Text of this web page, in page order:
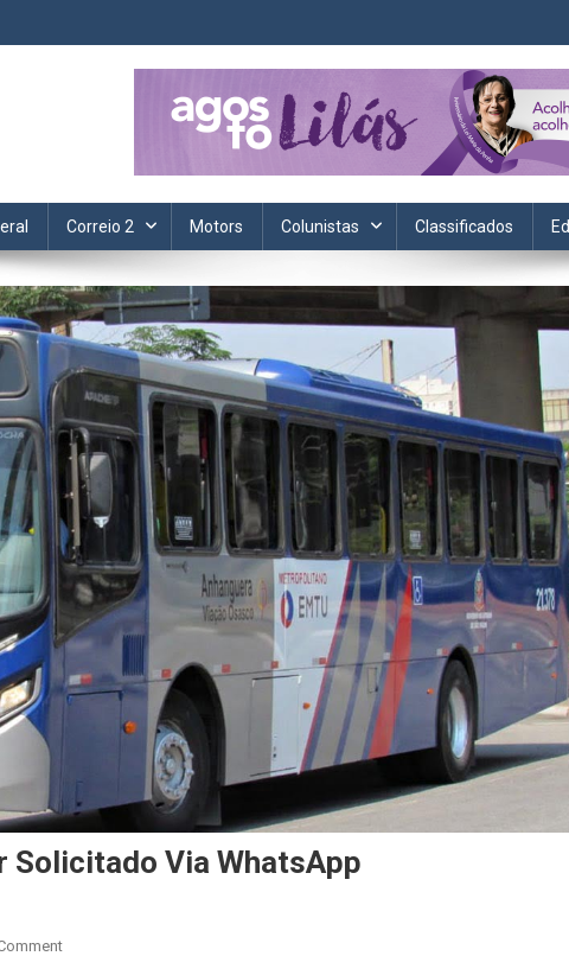
Informação, política, saúde, economia, esportes e cotidiano.
Correio 2 Motors Colunistas Classificados
Solicitado Via WhatsApp
On